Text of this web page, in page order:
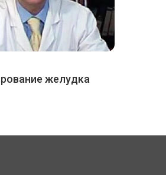
желудка